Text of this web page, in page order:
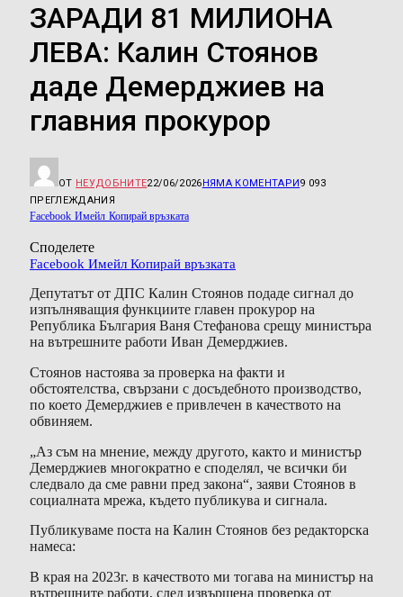
ЗАРАДИ 81 МИЛИОНА
ЛЕВА: Калин Стоянов
даде Демерджиев на
главния прокурор
ОТ НЕУДОБНИТЕ22/06/2026НЯМА КОМЕНТАРИ9 093
ПРЕГЛЕЖДАНИЯ
Facebook Имейл Копирай връзката
Споделете
Facebook Имейл Копирай връзката
Депутатът от ДПС Калин Стоянов подаде сигнал до
изпълняващия функциите главен прокурор на
Република България Ваня Стефанова срещу министъра
на вътрешните работи Иван Демерджиев.
Стоянов настоява за проверка на факти и
обстоятелства, свързани с досъдебното производство,
по което Демерджиев е привлечен в качеството на
обвиняем.
„Аз съм на мнение, между другото, както и министър
Демерджиев многократно е споделял, че всички би
следвало да сме равни пред закона“, заяви Стоянов в
социалната мрежа, където публикува и сигнала.
Публикуваме поста на Калин Стоянов без редакторска
намеса:
В края на 2023г. в качеството ми тогава на министър на
вътрешните работи, след извършена проверка от